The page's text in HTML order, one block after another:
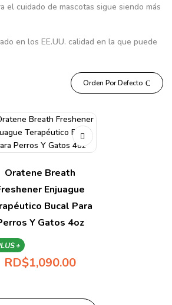
el cuidado de mascotas sigue siendo más
en los EE.UU. calidad en la que puede
Orden Por Defecto
Oratene Breath
Enjuague
Bucal Para
Y Gatos 4oz
+
RD$1,090.00